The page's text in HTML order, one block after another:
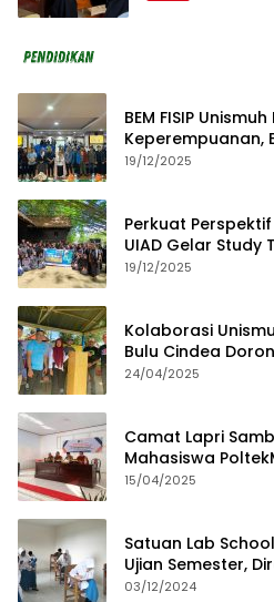
BEM FISIP
Keperempuanan,
dan Budaya Lokal
19/12/2025
Perkuat
UIAD Gelar Study
19/12/2025
Kolaborasi
Bulu Cindea
24/04/2025
Camat Lapri
Mahasiswa
15/04/2025
Satuan Lab
Ujian Semester,
Proses
03/12/2024